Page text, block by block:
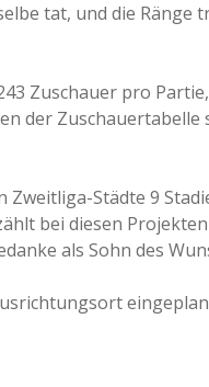
tat, und die Ränge
Zuschauer pro
der Zuschauertabelle
Städte 9
bei diesen
als Sohn des